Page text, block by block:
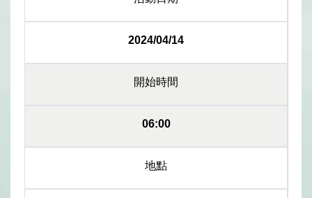
2024/04/14
開始時間
06:00
地點